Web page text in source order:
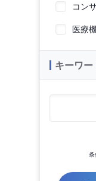
コン
医療
キーワー
条